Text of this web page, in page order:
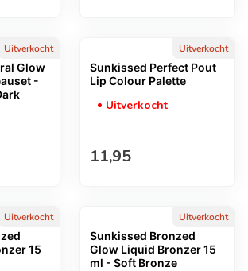
Uitverkocht
Glow
-
Uitverkocht
Sunkissed Perfect Pout
Lip Colour Palette
Uitverkocht
Normale prijs
11,95
Uitverkocht
15
Uitverkocht
Sunkissed Bronzed
Glow Liquid Bronzer 15
ml - Soft Bronze